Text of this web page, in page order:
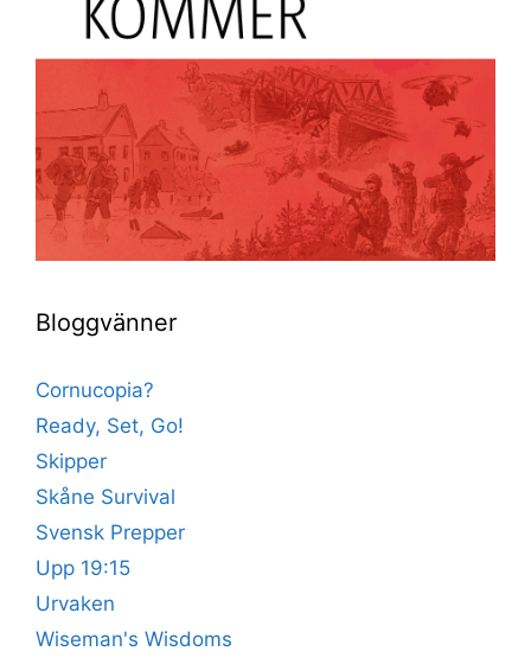
Bloggvänner
Cornucopia?
Ready, Set, Go!
Skipper
Skåne Survival
Svensk Prepper
Upp 19:15
Urvaken
Wiseman's Wisdoms